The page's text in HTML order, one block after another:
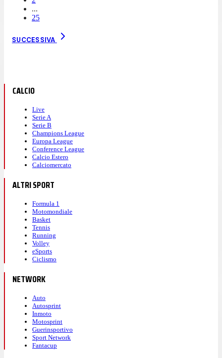
...
25
SUCCESSIVA
CALCIO
Live
Serie A
Serie B
Champions League
Europa League
Conference League
Calcio Estero
Calciomercato
ALTRI SPORT
Formula 1
Motomondiale
Basket
Tennis
Running
Volley
eSports
Ciclismo
NETWORK
Auto
Autosprint
Inmoto
Motosprint
Guerinsportivo
Sport Network
Fantacup